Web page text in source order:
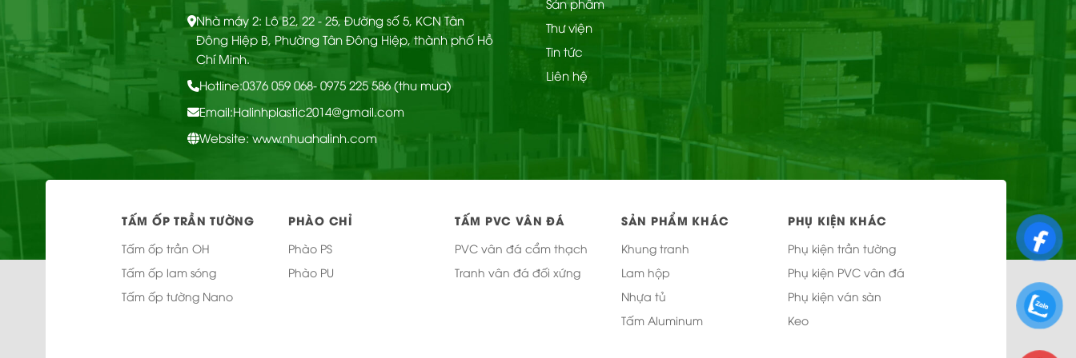
Ốp tường Nano – OTT
65
CHI
TIẾT
Lớp cốt nhựa đặc: Chịu lực tốt, không cong vênh, không mối mọt, phù hợp khí hậu Việt Nam
Lớp bảo vệ mặt sau:Giữ ổn định tấm, hỗ trợ thi công dễ dàng và tăng độ bền
Nhà máy 2: Lô B2, 22 - 25, Đường số 5, KCN Tân
Đông Hiệp B, Phường Tân Đông Hiệp, thành phố Hồ
Chí Minh.
Hotline:0376 059 068- 0975 225 586 (thu mua)
Email:Halinhplastic2014@gmail.com
Website: www.nhuahalinh.com
Sản phẩm
Thư viện
Tin tức
Liên hệ
TẤM ỐP TRẦN TƯỜNG
Tấm ốp trần OH
Tấm ốp lam sóng
Tấm ốp tường Nano
PHÀO CHỈ
Phào PS
Phào PU
TẤM PVC VÂN ĐÁ
PVC vân đá cẩm thạch
Tranh vân đá đối xứng
SẢN PHẨM KHÁC
Khung tranh
Lam hộp
Nhựa tủ
Tấm Aluminum
PHỤ KIỆN KHÁC
Phụ kiện trần tường
Phụ kiện PVC vân đá
Phụ kiện ván sàn
Keo